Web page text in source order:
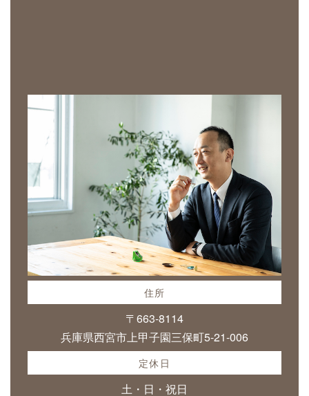
住所
〒663-8114
兵庫県西宮市上甲子園三保町5-21-006
定休日
土・日・祝日